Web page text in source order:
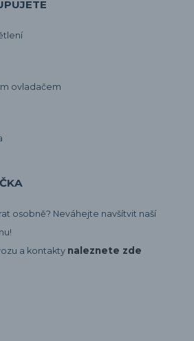
ovladačem
osobně? Neváhejte navšítvit naší
a kontakty naleznete zde